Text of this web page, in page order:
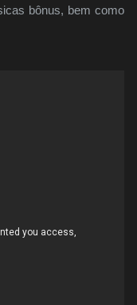
bônus, bem como